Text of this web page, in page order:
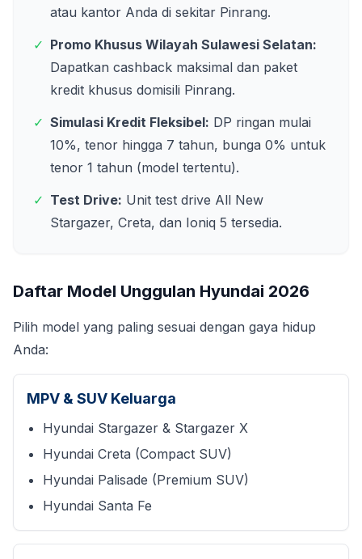
atau kantor Anda di sekitar Pinrang.
✓ Promo Khusus Wilayah Sulawesi Selatan:
Dapatkan cashback maksimal dan paket
kredit khusus domisili Pinrang.
✓ Simulasi Kredit Fleksibel: DP ringan mulai
10%, tenor hingga 7 tahun, bunga 0% untuk
tenor 1 tahun (model tertentu).
✓ Test Drive: Unit test drive All New
Stargazer, Creta, dan Ioniq 5 tersedia.
Daftar Model Unggulan Hyundai 2026
Pilih model yang paling sesuai dengan gaya hidup
Anda:
MPV & SUV Keluarga
Hyundai Stargazer & Stargazer X
Hyundai Creta (Compact SUV)
Hyundai Palisade (Premium SUV)
Hyundai Santa Fe